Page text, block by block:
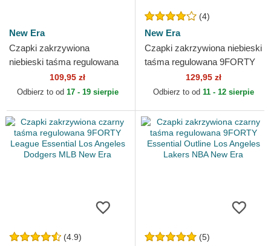
New Era
Czapki zakrzywiona
niebieski taśma regulowana
dla dziecka 9FORTY The
League Los Angeles Rams
109,95 zł
Odbierz to od 17 - 19 sierpie
(4)
New Era
Czapki zakrzywiona niebieski
taśma regulowana 9FORTY
The League Los Angeles
Rams NFL New Era
129,95 zł
Odbierz to od 11 - 12 sierpie
(4.9) (5)